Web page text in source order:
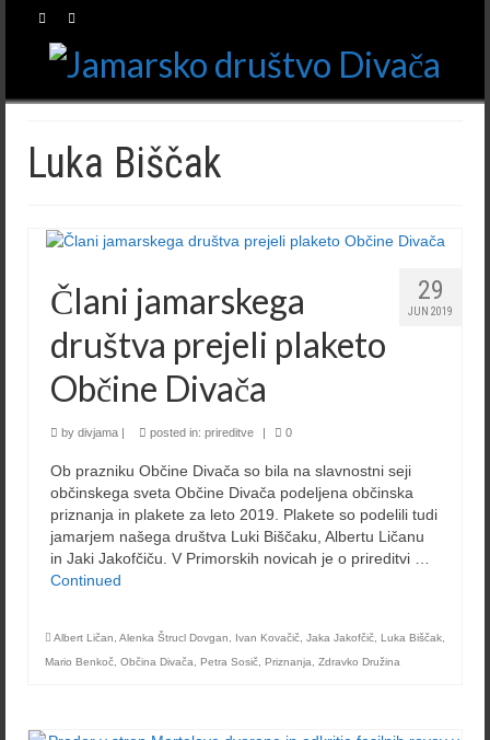
Luka Biščak
29
JUN 2019
Člani jamarskega
društva prejeli plaketo
Občine Divača
by divjama | posted in: prireditve | 0
Ob prazniku Občine Divača so bila na slavnostni seji
občinskega sveta Občine Divača podeljena občinska
priznanja in plakete za leto 2019. Plakete so podelili tudi
jamarjem našega društva Luki Biščaku, Albertu Ličanu
in Jaki Jakofčiču. V Primorskih novicah je o prireditvi …
Continued
Albert Ličan Alenka Štrucl Dovgan Ivan Kovačič Jaka Jakofčič Luka Biščak
Mario Benkoč Občina Divača Petra Sosič Priznanja Zdravko Družina